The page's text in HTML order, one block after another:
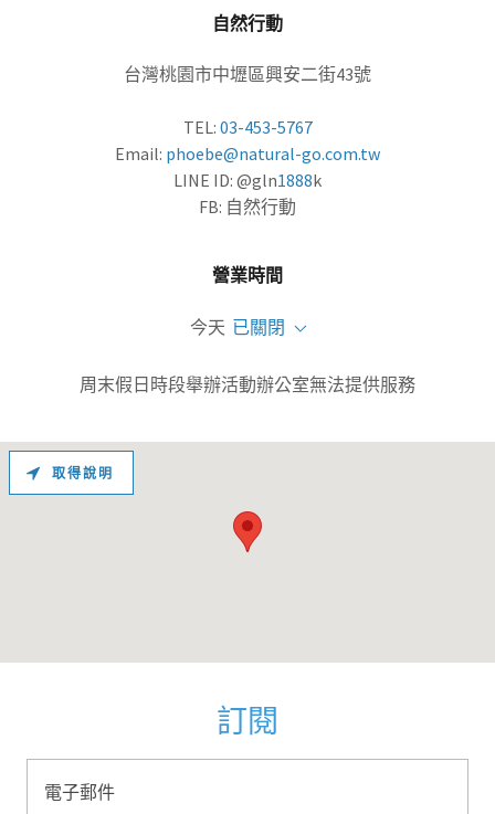
自然行動
台灣桃園市中壢區興安二街43號
TEL: 03-453-5767
Email: phoebe@natural-go.com.tw
LINE ID: @gln1888k
FB: 自然行動
營業時間
今天 已關閉
周末假日時段舉辦活動辦公室無法提供服務
取得說明
訂閱
電子郵件